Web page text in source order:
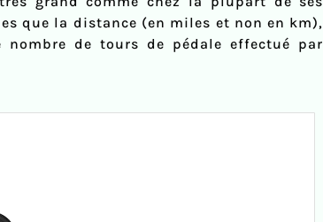
que la distance (en miles et non en km),
de tours de pédale effectué par